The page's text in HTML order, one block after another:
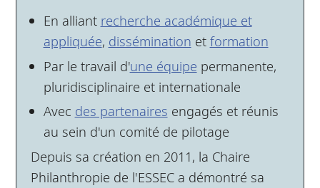
En alliant recherche académique et
appliquée, dissémination et formation
Par le travail d'une équipe permanente,
pluridisciplinaire et internationale
Avec des partenaires engagés et réunis
au sein d'un comité de pilotage
Depuis sa création en 2011, la Chaire
Philanthropie de l'ESSEC a démontré sa